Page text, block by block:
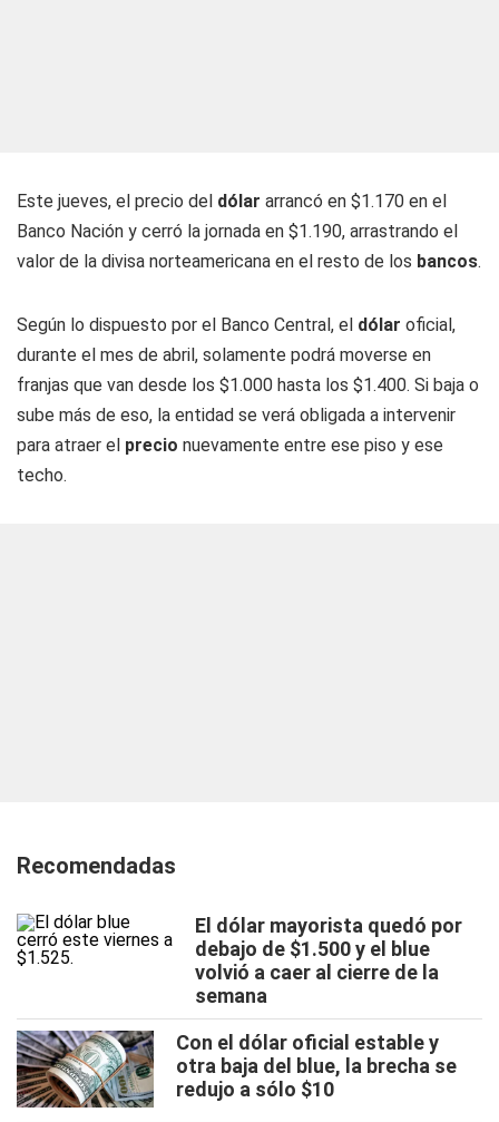
Este jueves, el precio del dólar arrancó en $1.170 en el
Banco Nación y cerró la jornada en $1.190, arrastrando el
valor de la divisa norteamericana en el resto de los bancos.
Según lo dispuesto por el Banco Central, el dólar oficial,
durante el mes de abril, solamente podrá moverse en
franjas que van desde los $1.000 hasta los $1.400. Si baja o
sube más de eso, la entidad se verá obligada a intervenir
para atraer el precio nuevamente entre ese piso y ese
techo.
Recomendadas
El dólar mayorista quedó por
debajo de $1.500 y el blue
volvió a caer al cierre de la
semana
Con el dólar oficial estable y
otra baja del blue, la brecha se
redujo a sólo $10